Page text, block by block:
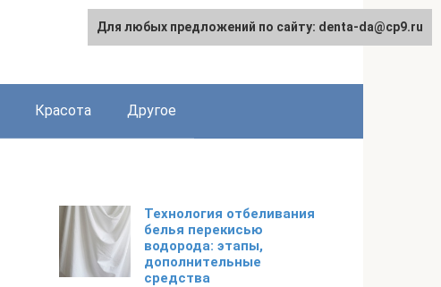
Красота Другое
Технология отбеливания
белья перекисью
водорода: этапы,
дополнительные
средства
Для любых предложений по сайту: denta-da@cp9.ru